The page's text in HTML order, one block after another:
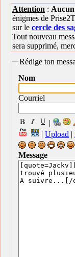
Attention :
énigmes de
sur le cercle des
Tout nouveau
sera supprimé,
Rédige ton
Nom
Courriel
|
| Upload |
Message